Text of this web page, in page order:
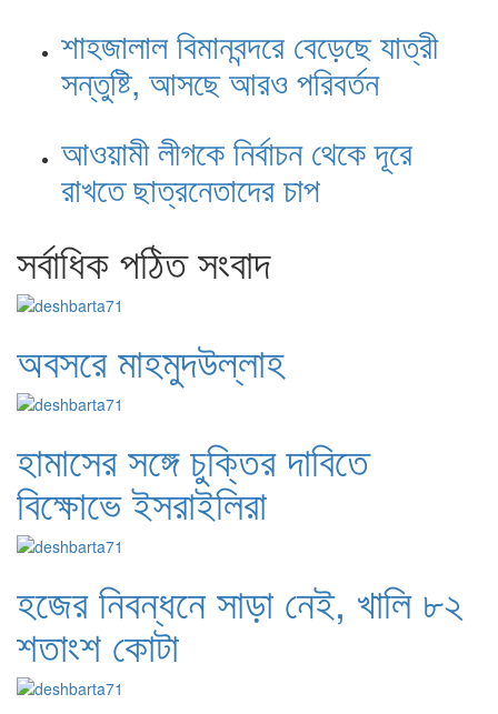
শাহজালাল বিমানবন্দরে বেড়েছে যাত্রী
সন্তুষ্টি, আসছে আরও পরিবর্তন
আওয়ামী লীগকে নির্বাচন থেকে দূরে
রাখতে ছাত্রনেতাদের চাপ
সর্বাধিক পঠিত সংবাদ
অবসরে মাহমুদউল্লাহ
হামাসের সঙ্গে চুক্তির দাবিতে
বিক্ষোভে ইসরাইলিরা
হজের নিবন্ধনে সাড়া নেই, খালি ৮২
শতাংশ কোটা